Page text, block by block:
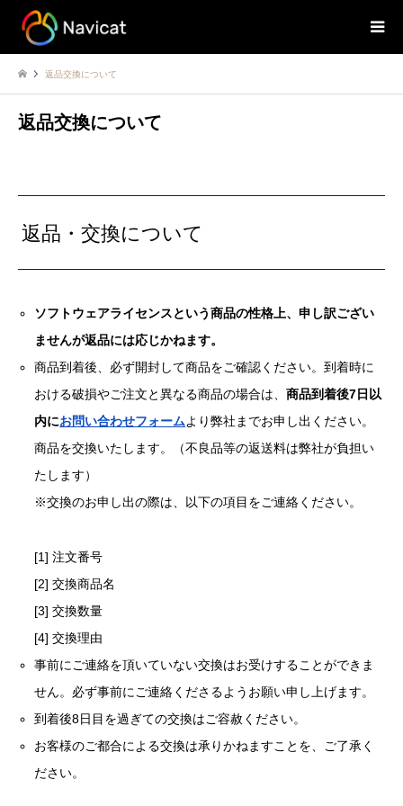
返品交換について
返品交換について
返品・交換について
ソフトウェアライセンスという商品の性格上、申し訳ござい
ませんが返品には応じかねます。
商品到着後、必ず開封して商品をご確認ください。到着時に
おける破損やご注文と異なる商品の場合は、商品到着後7日以
内にお問い合わせフォームより弊社までお申し出ください。
商品を交換いたします。（不良品等の返送料は弊社が負担い
たします）
※交換のお申し出の際は、以下の項目をご連絡ください。
[1] 注文番号
[2] 交換商品名
[3] 交換数量
[4] 交換理由
事前にご連絡を頂いていない交換はお受けすることができま
せん。必ず事前にご連絡くださるようお願い申し上げます。
到着後8日目を過ぎての交換はご容赦ください。
お客様のご都合による交換は承りかねますことを、ご了承く
ださい。